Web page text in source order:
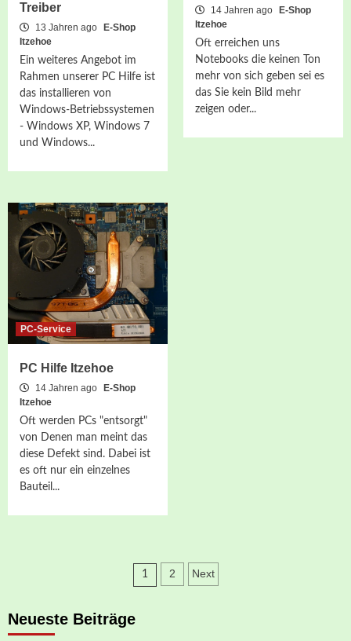
Treiber
13 Jahren ago
E-Shop
Itzehoe
Ein weiteres Angebot im
Rahmen unserer PC Hilfe ist
das installieren von
Windows-Betriebssystemen
- Windows XP, Windows 7
und Windows...
14 Jahren ago
E-Shop
Itzehoe
Oft erreichen uns
Notebooks die keinen Ton
mehr von sich geben sei es
das Sie kein Bild mehr
zeigen oder...
PC-Service
PC Hilfe Itzehoe
14 Jahren ago
E-Shop
Itzehoe
Oft werden PCs "entsorgt"
von Denen man meint das
diese Defekt sind. Dabei ist
es oft nur ein einzelnes
Bauteil...
Beiträge
1 2 Next
Neueste Beiträge